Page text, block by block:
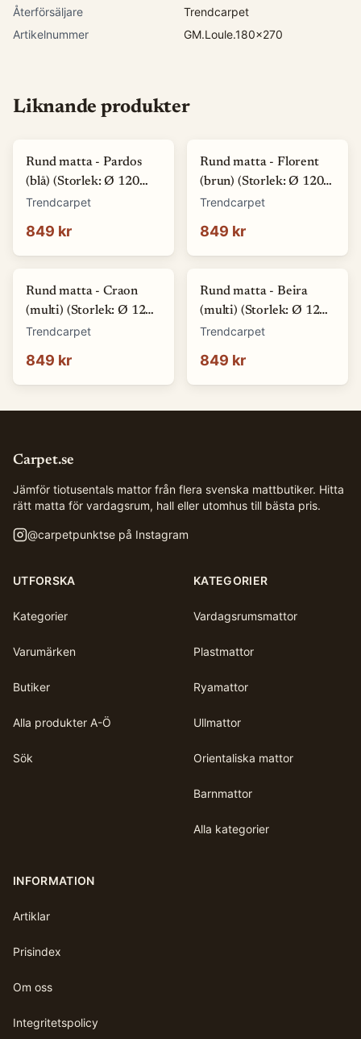
Återförsäljare
Trendcarpet
Artikelnummer
GM.Loule.180x270
Liknande produkter
Rund matta - Pardos
(blå) (Storlek: Ø 120
cm)
Trendcarpet
849 kr
Rund matta - Florent
(brun) (Storlek: Ø 120
cm)
Trendcarpet
849 kr
Rund matta - Craon
(multi) (Storlek: Ø 120
cm)
Trendcarpet
849 kr
Rund matta - Beira
(multi) (Storlek: Ø 120
cm)
Trendcarpet
849 kr
Carpet.se
Jämför tiotusentals mattor från flera svenska mattbutiker. Hitta
rätt matta för vardagsrum, hall eller utomhus till bästa pris.
@carpetpunktse på Instagram
UTFORSKA
Kategorier
Varumärken
Butiker
Alla produkter A-Ö
Sök
KATEGORIER
Vardagsrumsmattor
Plastmattor
Ryamattor
Ullmattor
Orientaliska mattor
Barnmattor
Alla kategorier
INFORMATION
Artiklar
Prisindex
Om oss
Integritetspolicy